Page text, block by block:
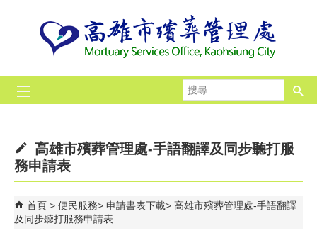
尋
高雄市殯葬管理處-手語翻譯及同步聽打服
務申請表
首頁 便民服務 申請書表下載
高雄市殯葬管理處-手語翻譯
及同步聽打服務申請表